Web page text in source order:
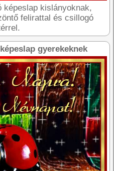
képeslap kislányoknak,
felirattal és csillogó
gyerekeknek